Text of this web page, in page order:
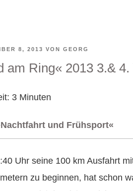
8, 2013 VON GEORG
am Ring« 2013 3.&
3 Minuten
und Frühsport«
Uhr seine 100 km Ausfahrt
zu beginnen, hat schon